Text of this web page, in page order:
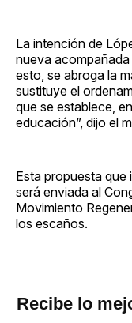
La intención de
nueva
esto, se abroga la
sustituye el
que se establece,
educación”, dijo el
Esta propuesta que
será enviada al
Movimiento
los escaños.
Recibe lo